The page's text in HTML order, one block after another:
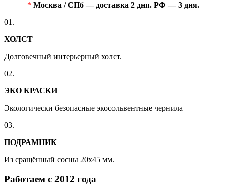
* Москва / СПб — доставка 2 дня. РФ — 3 дня.
01.
ХОЛСТ
Долговечный интерьерный холст.
02.
ЭКО КРАСКИ
Экологически безопасные экосольвентные чернила
03.
ПОДРАМНИК
Из сращённый сосны 20x45 мм.
Работаем с 2012 года